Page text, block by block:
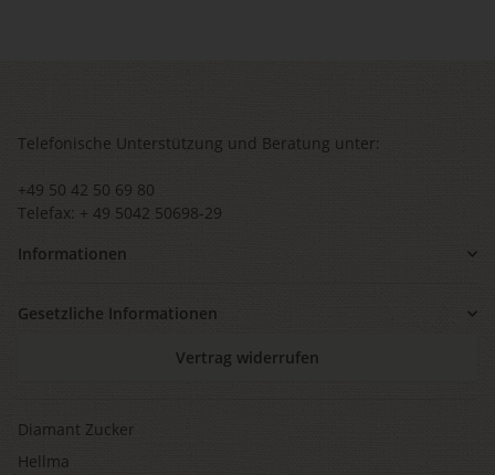
Telefonische Unterstützung und Beratung unter:
+49 50 42 50 69 80
Telefax: + 49 5042 50698-29
Informationen
Gesetzliche Informationen
Vertrag widerrufen
Diamant Zucker
Hellma